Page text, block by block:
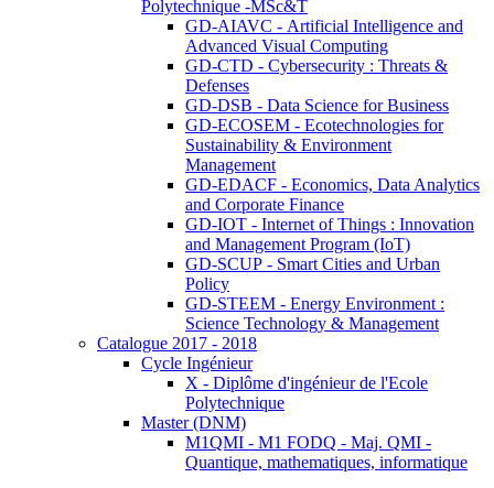
Polytechnique -MSc&T
GD-AIAVC - Artificial Intelligence and
Advanced Visual Computing
GD-CTD - Cybersecurity : Threats &
Defenses
GD-DSB - Data Science for Business
GD-ECOSEM - Ecotechnologies for
Sustainability & Environment
Management
GD-EDACF - Economics, Data Analytics
and Corporate Finance
GD-IOT - Internet of Things : Innovation
and Management Program (IoT)
GD-SCUP - Smart Cities and Urban
Policy
GD-STEEM - Energy Environment :
Science Technology & Management
Catalogue 2017 - 2018
Cycle Ingénieur
X - Diplôme d'ingénieur de l'Ecole
Polytechnique
Master (DNM)
M1QMI - M1 FODQ - Maj. QMI -
Quantique, mathematiques, informatique